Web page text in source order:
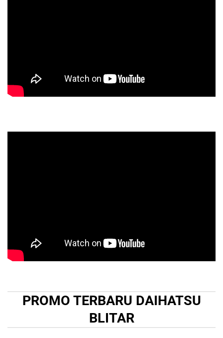
PROMO TERBARU DAIHATSU
BLITAR